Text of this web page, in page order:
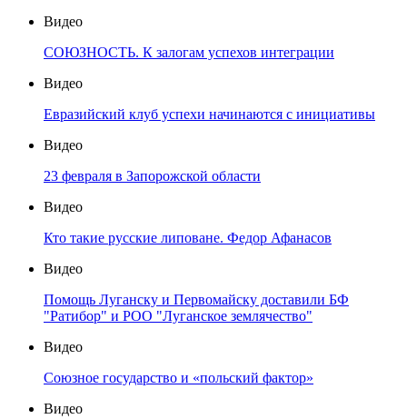
Видео
СОЮЗНОСТЬ. К залогам успехов интеграции
Видео
Евразийский клуб успехи начинаются с инициативы
Видео
23 февраля в Запорожской области
Видео
Кто такие русские липоване. Федор Афанасов
Видео
Помощь Луганску и Первомайску доставили БФ
"Ратибор" и РОО "Луганское землячество"
Видео
Союзное государство и «польский фактор»
Видео